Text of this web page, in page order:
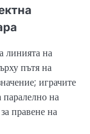
линията на
пътя на
играчите
паралелно на
правене на